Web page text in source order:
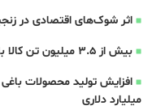
اثر شوک‌های اقتصادی در زنجیره مرغ تا 22
بیش از ۳.۵ میلیون تن کالا با اجرای «تقدم قبض انبار» وارد کشور شد
میلیارد دلاری